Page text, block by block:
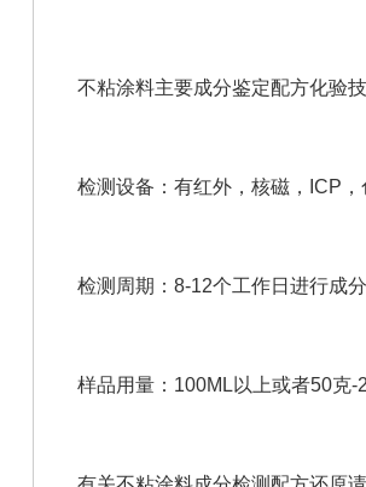
不粘涂料主要成分鉴定配方化验
检测设备：有红外，核磁，ICP，
检测周期：8-12个工作日进行成
样品用量：100ML以上或者50克-